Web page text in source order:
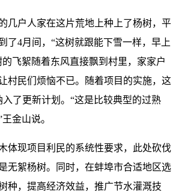
几户人家在这片荒地上种上了杨树，平
了4月间，“这树就跟能下雪一样，早上
飞絮随着东风直接飘到村里，家家户
村民们烦恼不已。随着项目的实施，这
了更新计划。“这是比较典型的过熟
金山说。
体现项目利民的系统性要求，此处砍伐
无絮杨树。同时，在蚌埠市合适地区选
种，提高经济效益，推广节水灌溉技